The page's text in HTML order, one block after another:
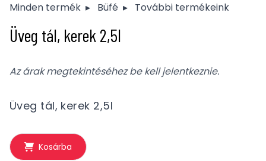
Minden termék ▸ Büfé ▸ További termékeink
Üveg tál, kerek 2,5l
Az árak megtekintéséhez be kell jelentkeznie.
Üveg tál, kerek 2,5l
Kosárba